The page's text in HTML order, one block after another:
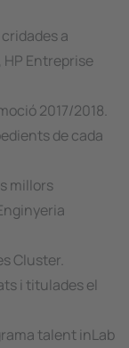
a
Entreprise
2017/2018.
de cada
millors
Cluster.
i titulades el
talent inLab